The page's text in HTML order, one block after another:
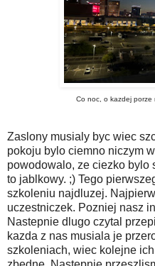
Co noc, o kazdej porze
Zaslony musialy byc wiec
pokoju bylo ciemno niczym
powodowalo, ze ciezko bylo
to jablkowy. ;) Tego
szkoleniu najdluzej.
uczestniczek. Pozniej nasz
Nastepnie dlugo czytal
kazda z nas musiala je
szkoleniach, wiec kolejne